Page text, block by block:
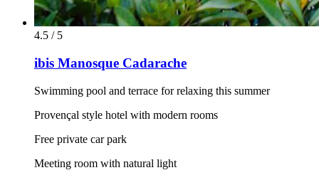
4.5 / 5
ibis Manosque Cadarache
Swimming pool and terrace for relaxing this summer
Provençal style hotel with modern rooms
Free private car park
Meeting room with natural light